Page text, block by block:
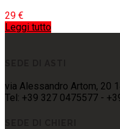
29 €
Leggi tutto
via Alessandro Artom, 20
Tel: +39 327 0475577 -